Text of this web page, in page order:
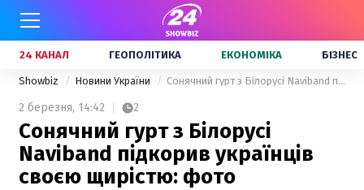
24 КАНАЛ ГЕОПОЛІТИКА ЕКОНОМІКА БІЗНЕС
Showbiz Новини України Сонячний гурт з Білорусі Naviband підкорив українців своєю щирістю: фото
2 березня, 14:42 2
Сонячний гурт з Білорусі
Naviband підкорив українців
своєю щирістю: фото